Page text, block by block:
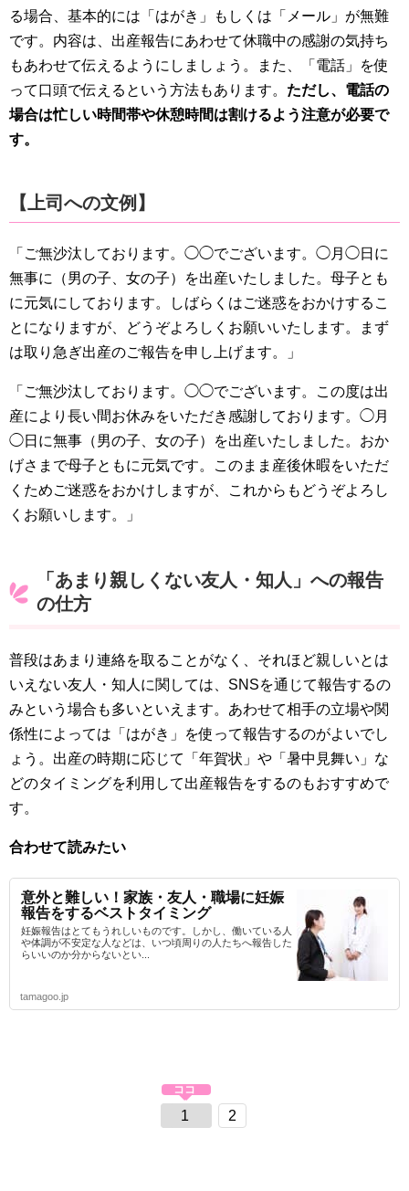
る場合、基本的には「はがき」もしくは「メール」が無難
です。内容は、出産報告にあわせて休職中の感謝の気持ち
もあわせて伝えるようにしましょう。また、「電話」を使
って口頭で伝えるという方法もあります。 ただし、電話の
場合は忙しい時間帯や休憩時間は割けるよう注意が必要で
す。
【上司への文例】
「ご無沙汰しております。◯◯でございます。◯月◯日に
無事に（男の子、女の子）を出産いたしました。母子とも
に元気にしております。しばらくはご迷惑をおかけするこ
とになりますが、どうぞよろしくお願いいたします。まず
は取り急ぎ出産のご報告を申し上げます。」
「ご無沙汰しております。◯◯でございます。この度は出
産により長い間お休みをいただき感謝しております。◯月
◯日に無事（男の子、女の子）を出産いたしました。おか
げさまで母子ともに元気です。このまま産後休暇をいただ
くためご迷惑をおかけしますが、これからもどうぞよろし
くお願いします。」
「あまり親しくない友人・知人」への報告
の仕方
普段はあまり連絡を取ることがなく、それほど親しいと‪は
いえない友人・知人に関しては、SNSを通じて報告するの
みという場合も多いといえます。あわせて相手の立場や関
係性によっては「はがき」を使って報告するのがよいでし
ょう。出産の時期に応じて「年賀状」や「暑中見舞い」な
どのタイミングを利用して出産報告をするのもおすすめで
す。
合わせて読みたい
意外と難しい！家族・友人・職場に妊娠
報告をするベストタイミング
妊娠報告はとてもうれしいものです。しかし、働いている人
や体調が不安定な人などは、いつ頃周りの人たちへ報告した
らいいのか分からないとい...
tamagoo.jp
1 2